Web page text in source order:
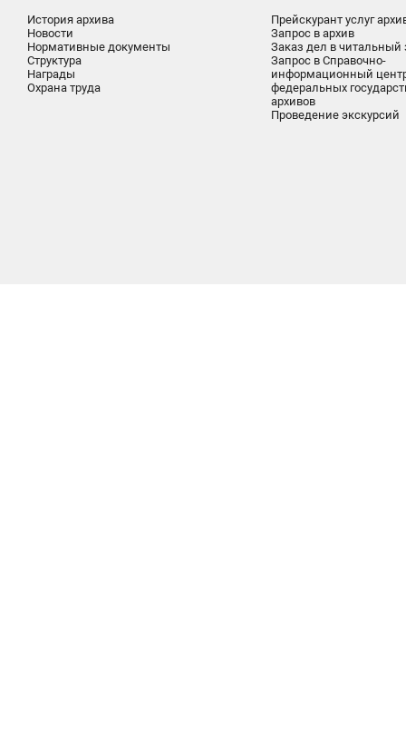
История архива
Новости
Нормативные документы
Структура
Награды
Охрана труда
Прейскурант услуг
Запрос в архив
Заказ дел в читальный
Запрос в Справочно-
информационный
федеральных
архивов
Проведение экскурсий